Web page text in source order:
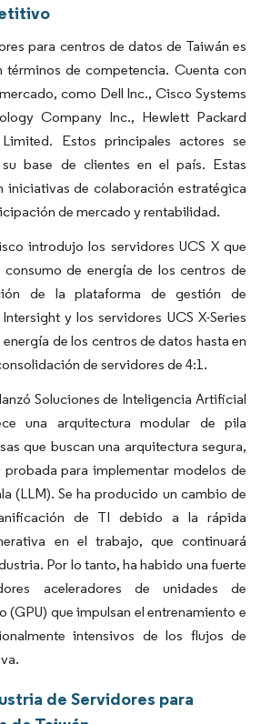
para centros de datos de Taiwán es
términos de competencia. Cuenta con
como Dell Inc., Cisco Systems
Company Inc., Hewlett Packard
Estos principales actores se
base de clientes en el país. Estas
iniciativas de colaboración estratégica
de mercado y rentabilidad.
introdujo los servidores UCS X que
de energía de los centros de
de la plataforma de gestión de
y los servidores UCS X-Series
de los centros de datos hasta en
de servidores de 4:1.
Soluciones de Inteligencia Artificial
una arquitectura modular de pila
que buscan una arquitectura segura,
para implementar modelos de
(LLM). Se ha producido un cambio de
de TI debido a la rápida
en el trabajo, que continuará
Por lo tanto, ha habido una fuerte
aceleradores de unidades de
que impulsan el entrenamiento e
intensivos de los flujos de
de Servidores para